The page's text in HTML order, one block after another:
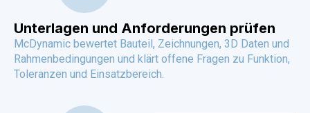
Unterlagen und Anforderungen prüfen
McDynamic bewertet Bauteil, Zeichnungen, 3D Daten und
Rahmenbedingungen und klärt offene Fragen zu Funktion,
Toleranzen und Einsatzbereich.